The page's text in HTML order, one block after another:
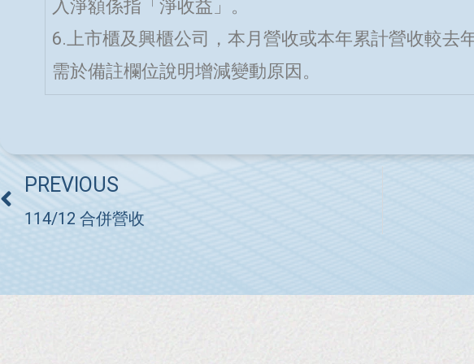
入淨額係指「淨收益」。
6.上市櫃及興櫃公司，本月營收或本年累計營收較去
需於備註欄位說明增減變動原因。
PREVIOUS
114/12 合併營收